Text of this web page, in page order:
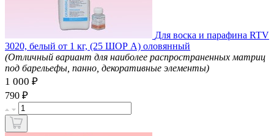
Для воска и парафина RTV
3020, белый от 1 кг, (25 ШОР А) оловянный
(Отличный вариант для наиболее распространенных матриц
под барельефы, панно, декоративные элементы)
1 000 ₽
790 ₽